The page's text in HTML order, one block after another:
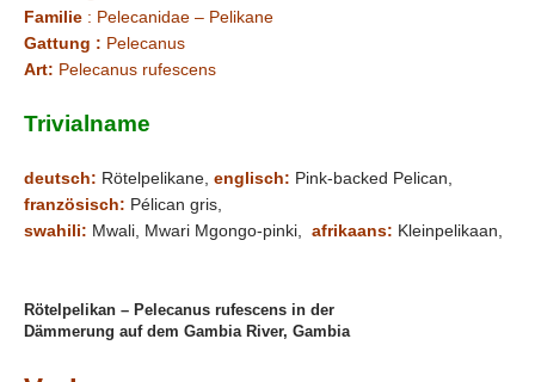
Familie : Pelecanidae – Pelikane
Gattung : Pelecanus
Art: Pelecanus rufescens
Trivialname
deutsch: Rötelpelikane, englisch: Pink-backed Pelican,
französisch: Pélican gris,
swahili: Mwali, Mwari Mgongo-pinki, afrikaans: Kleinpelikaan,
Rötelpelikan – Pelecanus rufescens in der
Dämmerung auf dem Gambia River, Gambia